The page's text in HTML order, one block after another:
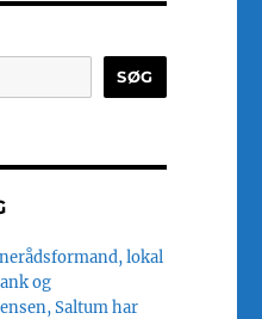
SØG
lokal
og
Saltum har